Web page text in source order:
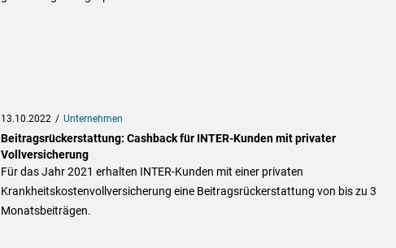
13.10.2022 Unternehmen
Beitragsrückerstattung: Cashback für INTER-Kunden mit privater
Vollversicherung
Für das Jahr 2021 erhalten INTER-Kunden mit einer privaten
Krankheitskostenvollversicherung eine Beitragsrückerstattung von bis zu 3
Monatsbeiträgen.